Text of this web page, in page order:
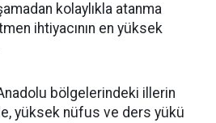
kolaylıkla atanma
ihtiyacının en yüksek
bölgelerindeki illerin
yüksek nüfus ve ders yükü